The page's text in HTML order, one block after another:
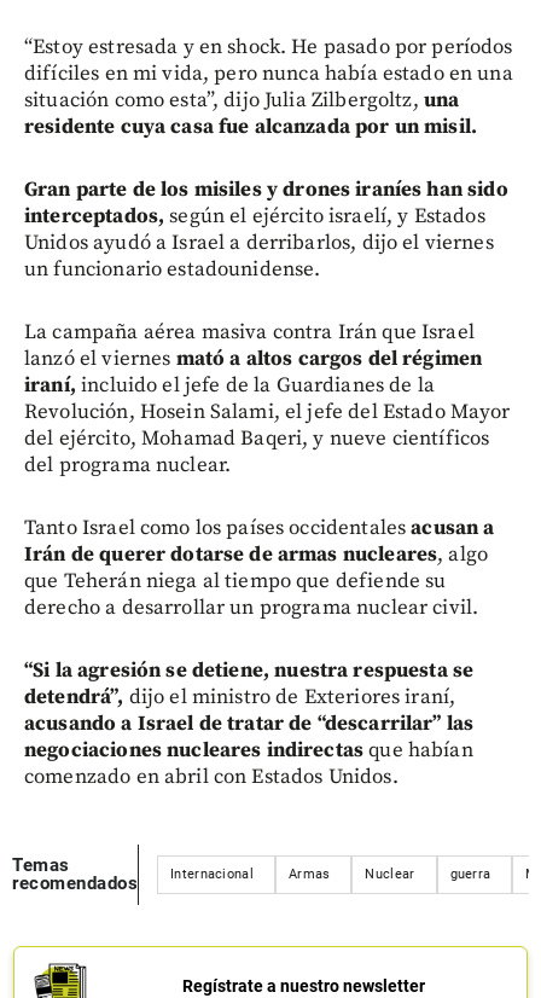
“Estoy estresada y en shock. He pasado por períodos
difíciles en mi vida, pero nunca había estado en una
situación como esta”, dijo Julia Zilbergoltz, una
residente cuya casa fue alcanzada por un misil.
Gran parte de los misiles y drones iraníes han sido
interceptados, según el ejército israelí, y Estados
Unidos ayudó a Israel a derribarlos, dijo el viernes
un funcionario estadounidense.
La campaña aérea masiva contra Irán que Israel
lanzó el viernes mató a altos cargos del régimen
iraní,incluido el jefe de la Guardianes de la
Revolución, Hosein Salami, el jefe del Estado Mayor
del ejército, Mohamad Baqeri, y nueve científicos
del programa nuclear.
Tanto Israel como los países occidentalesacusan a
Irán de querer dotarse de armas nucleares, algo
que Teherán niega al tiempo que defiende su
derecho a desarrollar un programa nuclear civil.
“Si la agresión se detiene, nuestra respuesta se
detendrá”, dijo el ministro de Exteriores iraní,
acusando a Israel de tratar de “descarrilar” las
negociaciones nucleares indirectasque habían
comenzado en abril con Estados Unidos.
Temas
recomendados
Internacional Armas Nuclear guerra
Regístrate a nuestro newsletter